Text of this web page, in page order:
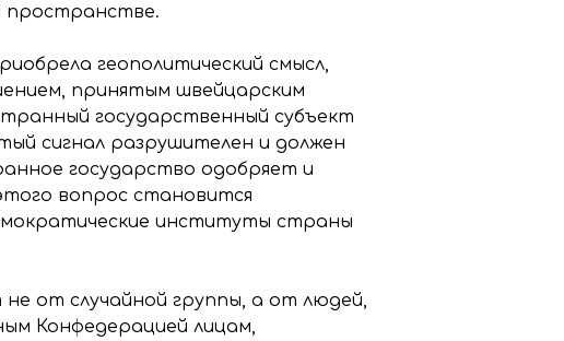
пространстве.
геополитический смысл,
принятым швейцарским
государственный субъект
сигнал разрушителен и должен
государство одобряет и
вопрос становится
институты страны
от случайной группы, а от людей,
Конфедерацией лицам,